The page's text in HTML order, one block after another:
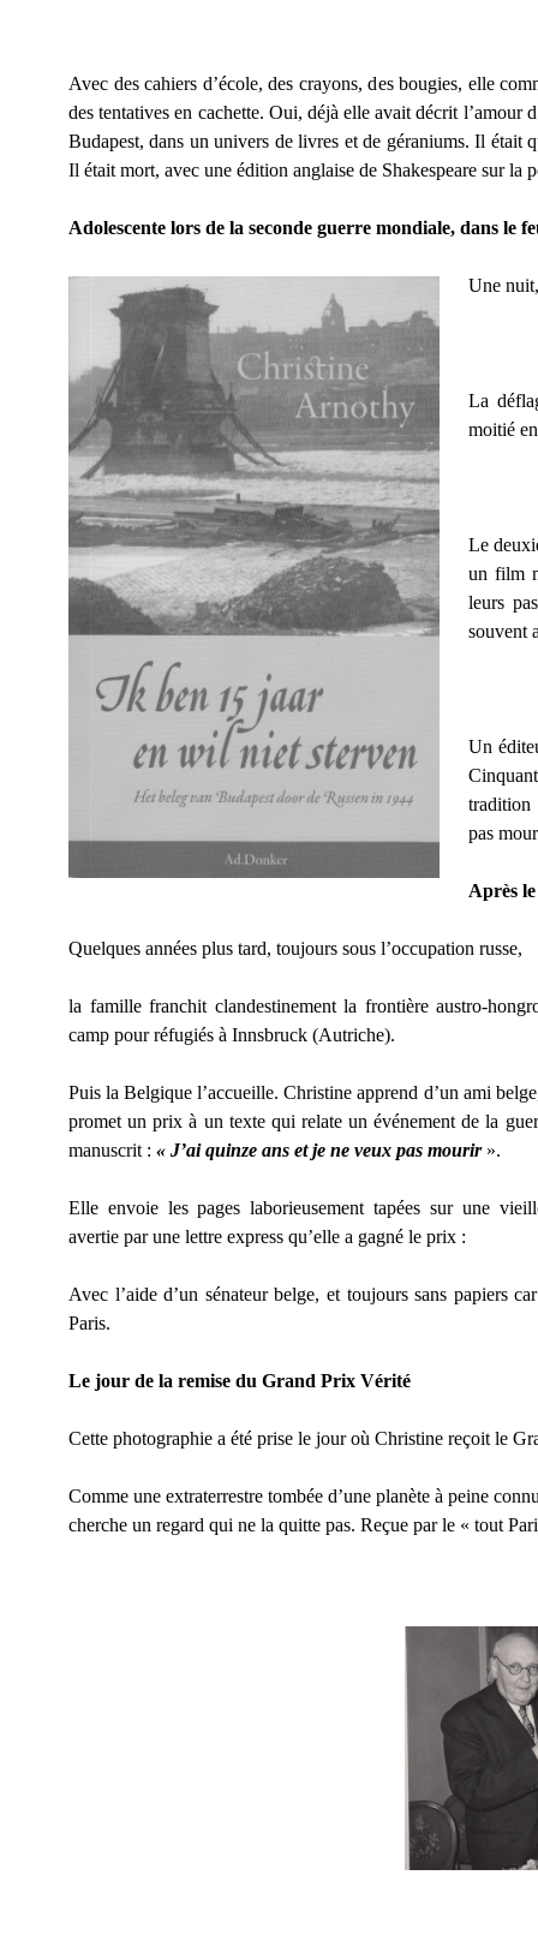
Avec des cahiers d’école, des crayons, des bougies, elle
des tentatives en cachette. Oui, déjà elle avait décrit
Budapest, dans un univers de livres et de géraniums. Il était
Il était mort, avec une édition anglaise de Shakespeare sur
Adolescente lors de la seconde guerre mondiale, dans le
Une
La
moitié
Le
un film
leurs
souvent
Un
tradition
pas
Après
Quelques années plus tard, toujours sous l’occupation russe,
la famille franchit clandestinement la frontière austro-
camp pour réfugiés à Innsbruck (Autriche).
Puis la Belgique l’accueille. Christine apprend d’un ami
promet un prix à un texte qui relate un événement de la
manuscrit : « J’ai quinze ans et je ne veux pas mourir ».
Elle envoie les pages laborieusement tapées sur une
avertie par une lettre express qu’elle a gagné le prix :
Avec l’aide d’un sénateur belge, et toujours sans papiers
Paris.
Le jour de la remise du Grand Prix Vérité
Cette photographie a été prise le jour où Christine reçoit le
Comme une extraterrestre tombée d’une planète à peine
cherche un regard qui ne la quitte pas. Reçue par le « tout